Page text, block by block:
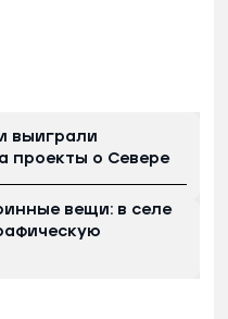
выиграли
проекты о Севере
вещи: в селе